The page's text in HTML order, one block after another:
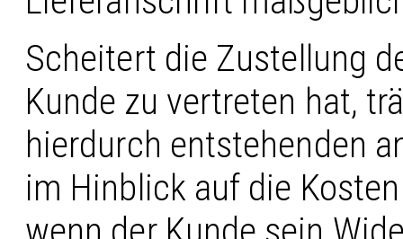
Scheitert die Zustellung
Kunde zu vertreten hat,
hierdurch entstehenden
im Hinblick auf die